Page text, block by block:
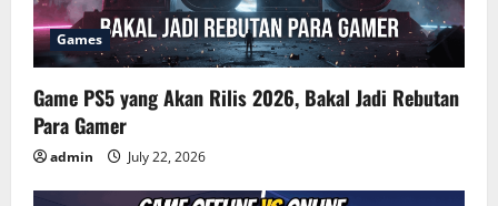
Games
Game PS5 yang Akan Rilis 2026, Bakal Jadi Rebutan
Para Gamer
admin July 22, 2026